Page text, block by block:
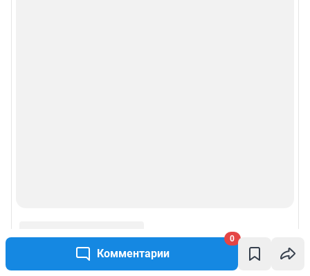
Комментарии
0